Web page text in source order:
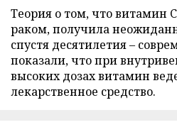
Теория о том, что витамин
раком, получила
спустя десятилетия –
показали, что при
высоких дозах витамин
лекарственное средство.